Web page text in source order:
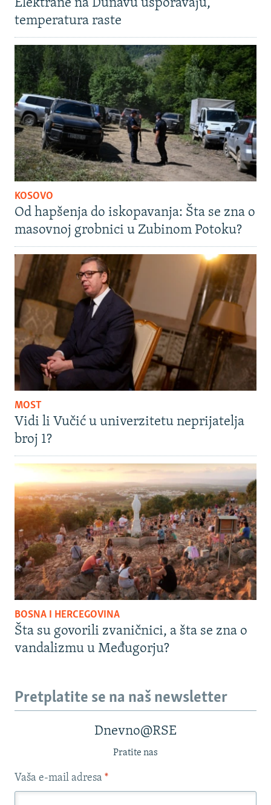
Elektrane na Dunavu usporavaju,
temperatura raste
KOSOVO
Od hapšenja do iskopavanja: Šta se zna o
masovnoj grobnici u Zubinom Potoku?
MOST
Vidi li Vučić u univerzitetu neprijatelja
broj 1?
BOSNA I HERCEGOVINA
Šta su govorili zvaničnici, a šta se zna o
vandalizmu u Međugorju?
Pretplatite se na naš newsletter
Dnevno@RSE
Pratite nas
Vaša e-mail adresa *